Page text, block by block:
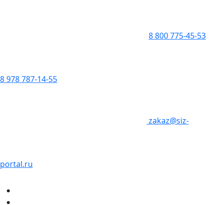
8 800 775-45-53
8 978 787-14-55
zakaz@siz-
portal.ru